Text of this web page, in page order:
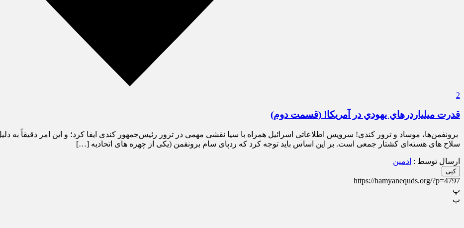
2
قدرت ميلياردرهاي يهودي در آمریکا! (قسمت دوم)
برونفمن‌ها، موساد و ترور کندی! سرویس اطلاعاتی اسرائیل همراه با سیا نقشی مهمی در ترور رئیس‌جمهور کندی ایفا کرد؛ و این امر دقیقاً به
سلاح ‌های هسته‌ای کشتار جمعی است. بر این اساس باید توجه کرد که ردپای سام برونفمن (یکی از چهره ‌های اتحادیه […]
ارسال توسط : ادمین
کپی
https://hamyanequds.org/?p=4797
پ
پ